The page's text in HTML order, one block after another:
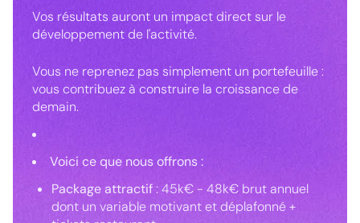
Vos résultats auront un impact direct sur le
développement de l'activité.
Vous ne reprenez pas simplement un portefeuille :
vous contribuez à construire la croissance de
demain.
Voici ce que nous offrons :
Package attractif: 45k€ - 48k€ brut annuel
dont un variable motivant et déplafonné +